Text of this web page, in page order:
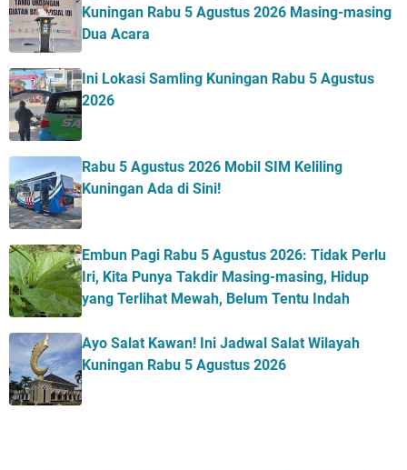
Kuningan Rabu 5 Agustus 2026 Masing-masing
Dua Acara
Ini Lokasi Samling Kuningan Rabu 5 Agustus
2026
Rabu 5 Agustus 2026 Mobil SIM Keliling
Kuningan Ada di Sini!
Embun Pagi Rabu 5 Agustus 2026: Tidak Perlu
Iri, Kita Punya Takdir Masing-masing, Hidup
yang Terlihat Mewah, Belum Tentu Indah
Ayo Salat Kawan! Ini Jadwal Salat Wilayah
Kuningan Rabu 5 Agustus 2026